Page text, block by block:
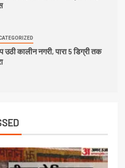
उठी कालीन नगरी, पारा 5 डिग्री तक